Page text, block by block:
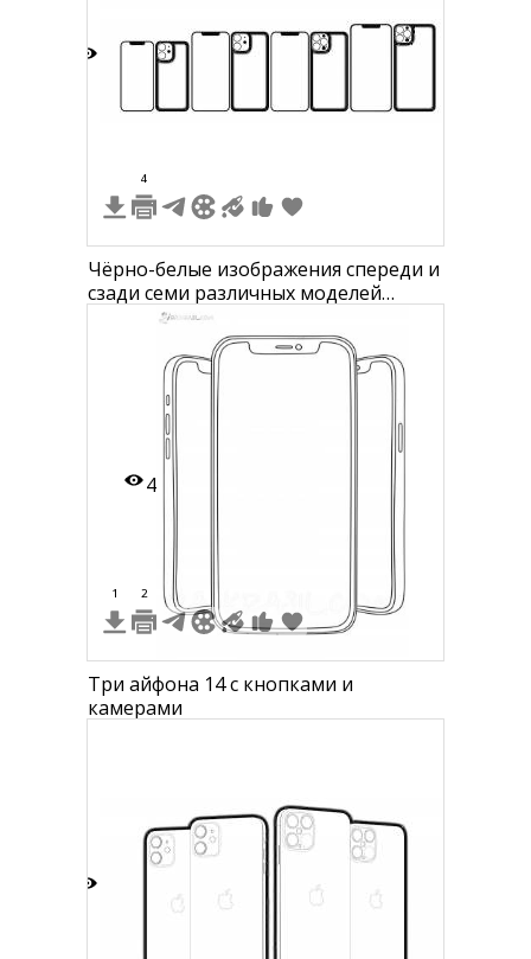
4
Чёрно-белые изображения спереди и
сзади семи различных моделей
iPhone 14 с разным количеством
объективов камер
4
1 2
Три айфона 14 с кнопками и
камерами